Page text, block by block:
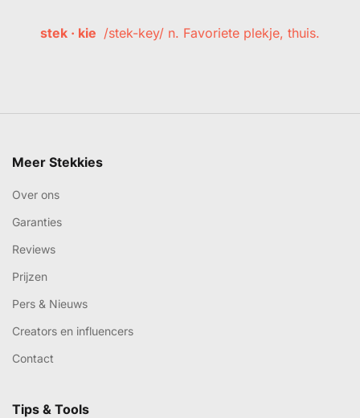
stek · kie /stek-key/ n. Favoriete plekje, thuis.
Meer Stekkies
Over ons
Garanties
Reviews
Prijzen
Pers & Nieuws
Creators en influencers
Contact
Tips & Tools